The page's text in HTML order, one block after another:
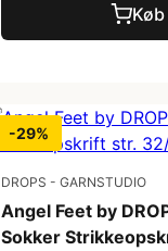
-29%
DROPS - GARNSTUDIO
Angel Feet by
Sokker